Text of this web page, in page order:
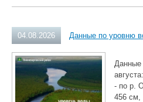
04.08.2026 Данные по уровню
Данные
августа:
- по р.
456 см,